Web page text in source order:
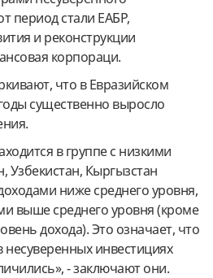
период стали ЕАБР,
и реконструкции
корпораци.
что в Евразийском
существенно выросло
в группе с низкими
Узбекистан, Кыргызстан
ниже среднего уровня,
выше среднего уровня (кроме
дохода). Это означает, что
несуверенных инвестициях
- заключают они.